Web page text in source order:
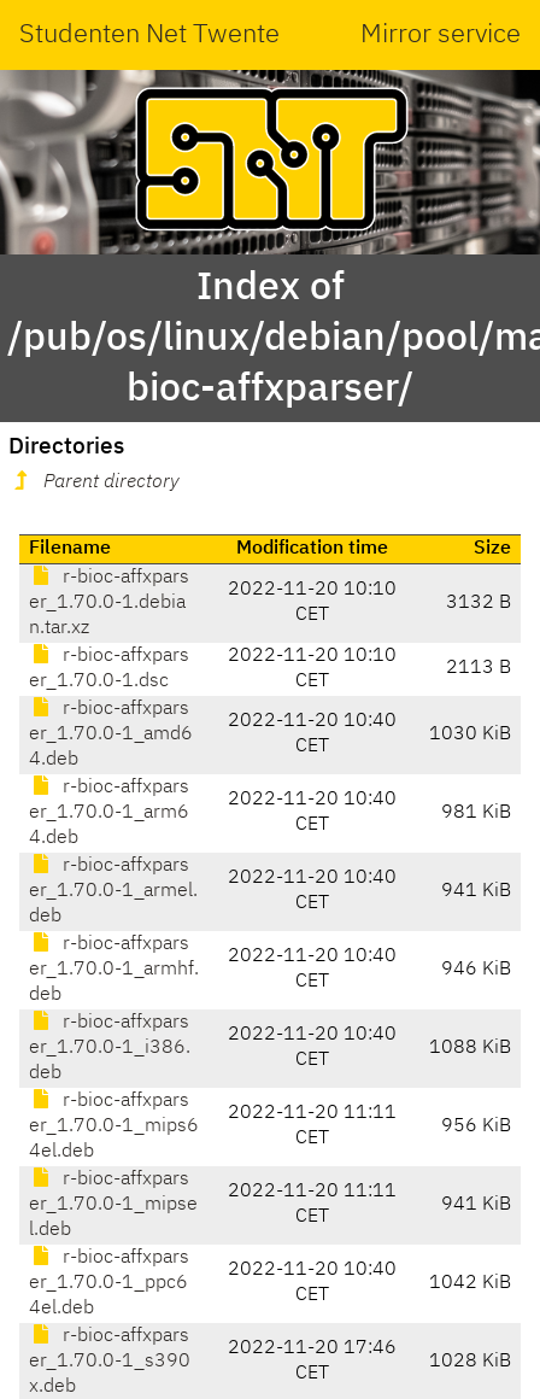
Studenten Net Twente Mirror service
Index of
/pub/os/linux/debian/pool/
bioc-affxparser/
Directories
Parent directory
Filename Modification time
Size
r-bioc-affxpars
er_1.70.0-1.debia
n.tar.xz
2022-11-20 10:10
CET
3132 B
r-bioc-affxpars
er_1.70.0-1.dsc
2022-11-20 10:10
CET
2113 B
r-bioc-affxpars
er_1.70.0-1_amd6
4.deb
2022-11-20 10:40
CET
1030 KiB
r-bioc-affxpars
er_1.70.0-1_arm6
4.deb
2022-11-20 10:40
CET
981 KiB
r-bioc-affxpars
er_1.70.0-1_armel.
deb
2022-11-20 10:40
CET
941 KiB
r-bioc-affxpars
er_1.70.0-1_armhf.
deb
2022-11-20 10:40
CET
946 KiB
r-bioc-affxpars
er_1.70.0-1_i386.
deb
2022-11-20 10:40
CET
1088 KiB
r-bioc-affxpars
er_1.70.0-1_mips6
4el.deb
2022-11-20 11:11
CET
956 KiB
r-bioc-affxpars
er_1.70.0-1_mipse
l.deb
2022-11-20 11:11
CET
941 KiB
r-bioc-affxpars
er_1.70.0-1_ppc6
4el.deb
2022-11-20 10:40
CET
1042 KiB
r-bioc-affxpars
er_1.70.0-1_s390
x.deb
2022-11-20 17:46
CET
1028 KiB